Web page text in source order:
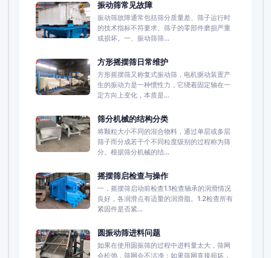
振动筛常见故障
振动筛故障通常包括筛分质量差、筛子运行时
的技术指标不符要求、筛子的零部件磨损严重
或损坏。一、振动筛筛...
方形摇摆筛日常维护
方形摇摆筛又称复式振动筛，电机驱动装置产
生的振动力是一种惯性力，它绕着固定轴在一
定方向上变化，本质是...
筛分机械的结构分类
将颗粒大小不同的混合物料，通过单层或多层
筛子而分成若干个不同粒度级别的过程称为筛
分。根据筛分机械的结...
摇摆筛启检查与操作
一．摇摆筛启动前检查1.1检查轴承的润滑情况
良好，各润滑点有适量的润滑脂。1.2检查所有
紧固件是否紧...
圆振动筛进料问题
如果在使用圆振筛的过程中进料量太大，筛网
会松弛，筛网会不洁净；如果筛网直接损坏，